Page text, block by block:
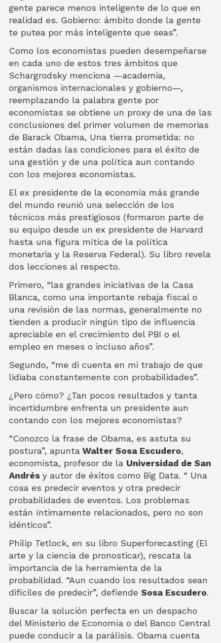
gente parece menos inteligente de lo que en
realidad es. Gobierno: ámbito donde la gente
te putea por más inteligente que seas”.
Como los economistas pueden desempeñarse
en cada uno de estos tres ámbitos que
Schargrodsky menciona —academia,
organismos internacionales y gobierno—,
reemplazando la palabra gente por
economistas se obtiene un proxy de una de las
conclusiones del primer volumen de memorias
de Barack Obama, Una tierra prometida: no
están dadas las condiciones para el éxito de
una gestión y de una política aun contando
con los mejores economistas.
El ex presidente de la economía más grande
del mundo reunió una selección de los
técnicos más prestigiosos (formaron parte de
su equipo desde un ex presidente de Harvard
hasta una figura mítica de la política
monetaria y la Reserva Federal). Su libro revela
dos lecciones al respecto.
Primero, “las grandes iniciativas de la Casa
Blanca, como una importante rebaja fiscal o
una revisión de las normas, generalmente no
tienden a producir ningún tipo de influencia
apreciable en el crecimiento del PBI o el
empleo en meses o incluso años”.
Segundo, “me di cuenta en mi trabajo de que
lidiaba constantemente con probabilidades”.
¿Pero cómo? ¿Tan pocos resultados y tanta
incertidumbre enfrenta un presidente aun
contando con los mejores economistas?
“Conozco la frase de Obama, es astuta su
postura”, apunta Walter Sosa Escudero,
economista, profesor de la Universidad de San
Andrés y autor de éxitos como Big Data. “ Una
cosa es predecir eventos y otra predecir
probabilidades de eventos. Los problemas
están íntimamente relacionados, pero no son
idénticos”.
Philip Tetlock, en su libro Superforecasting (El
arte y la ciencia de pronosticar), rescata la
importancia de la herramienta de la
probabilidad. “Aun cuando los resultados sean
difíciles de predecir”, defiende Sosa Escudero.
Buscar la solución perfecta en un despacho
del Ministerio de Economía o del Banco Central
puede conducir a la parálisis. Obama cuenta